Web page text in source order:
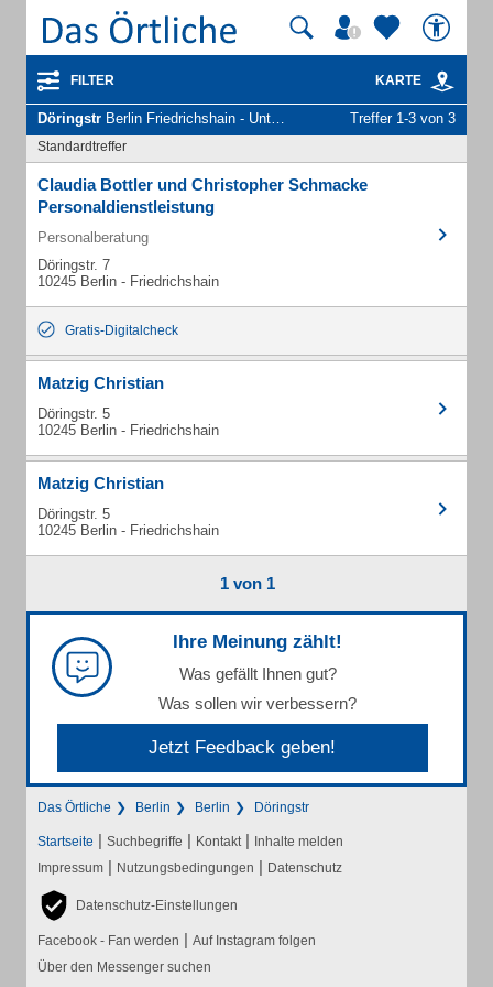
FILTER KARTE
Döringstr Berlin Friedrichshain - Unternehmen und Personen Treffer 1-3 von 3
Standardtreffer
Claudia Bottler und Christopher Schmacke
Personaldienstleistung
Personalberatung
Döringstr. 7
10245 Berlin - Friedrichshain
Gratis-Digitalcheck
Matzig Christian
Döringstr. 5
10245 Berlin - Friedrichshain
Matzig Christian
Döringstr. 5
10245 Berlin - Friedrichshain
1 von 1
Ihre Meinung zählt!
Was gefällt Ihnen gut?
Was sollen wir verbessern?
Jetzt Feedback geben!
Das Örtliche Berlin Berlin Döringstr
Startseite | Suchbegriffe | Kontakt | Inhalte melden
Impressum | Nutzungsbedingungen | Datenschutz
Datenschutz-Einstellungen
Facebook - Fan werden | Auf Instagram folgen
Über den Messenger suchen